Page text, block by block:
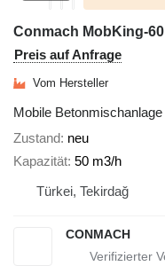
Conmach MobKing-60
Preis auf Anfrage
Vom Hersteller
Mobile Betonmischanlage
Zustand neu
Kapazität 50 m3/h
Türkei, Tekirdağ
CONMACH